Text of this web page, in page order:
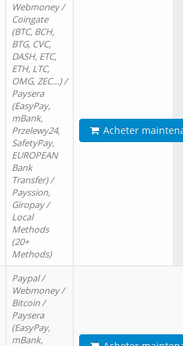
Webmoney /
Coingate
(BTC, BCH,
BTG, CVC,
DASH, ETC,
ETH, LTC,
OMG, ZEC…) /
Paysera
(EasyPay,
mBank,
Przelewy24,
SafetyPay,
EUROPEAN
Bank
Transfer) /
Payssion,
Giropay /
Local
Methods
(20+
Methods)
Acheter
Paypal /
Webmoney /
Bitcoin /
Paysera
(EasyPay,
mBank,